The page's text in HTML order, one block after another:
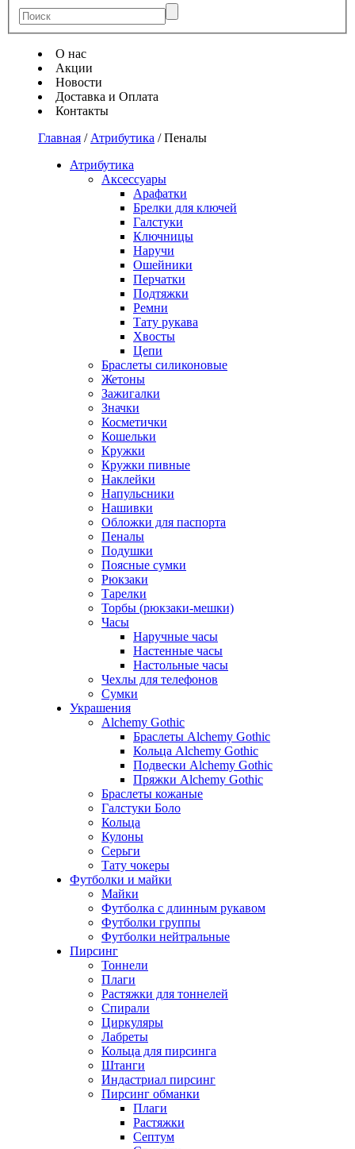
О нас
Акции
Новости
Доставка и Оплата
Контакты
Главная / Атрибутика /Пеналы
Атрибутика
Аксессуары
Арафатки
Брелки для ключей
Галстуки
Ключницы
Наручи
Ошейники
Перчатки
Подтяжки
Ремни
Тату рукава
Хвосты
Цепи
Браслеты силиконовые
Жетоны
Зажигалки
Значки
Косметички
Кошельки
Кружки
Кружки пивные
Наклейки
Напульсники
Нашивки
Обложки для паспорта
Пеналы
Подушки
Поясные сумки
Рюкзаки
Тарелки
Торбы (рюкзаки-мешки)
Часы
Наручные часы
Настенные часы
Настольные часы
Чехлы для телефонов
Сумки
Украшения
Alchemy Gothic
Браслеты Alchemy Gothic
Кольца Alchemy Gothic
Подвески Alchemy Gothic
Пряжки Alchemy Gothic
Браслеты кожаные
Галстуки Боло
Кольца
Кулоны
Серьги
Тату чокеры
Футболки и майки
Майки
Футболка с длинным рукавом
Футболки группы
Футболки нейтральные
Пирсинг
Тоннели
Плаги
Растяжки для тоннелей
Спирали
Циркуляры
Лабреты
Кольца для пирсинга
Штанги
Индастриал пирсинг
Пирсинг обманки
Плаги
Растяжки
Септум